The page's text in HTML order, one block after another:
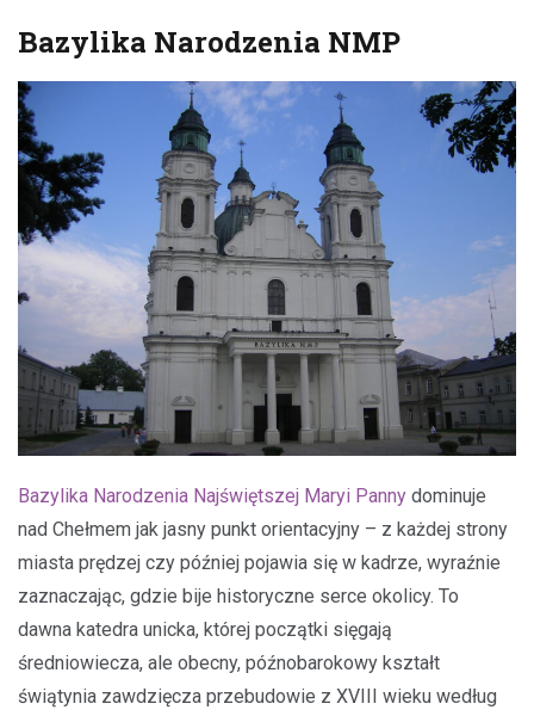
Bazylika Narodzenia NMP
Bazylika Narodzenia Najświętszej Maryi Panny dominuje
nad Chełmem jak jasny punkt orientacyjny – z każdej strony
miasta prędzej czy później pojawia się w kadrze, wyraźnie
zaznaczając, gdzie bije historyczne serce okolicy. To
dawna katedra unicka, której początki sięgają
średniowiecza, ale obecny, późnobarokowy kształt
świątynia zawdzięcza przebudowie z XVIII wieku według